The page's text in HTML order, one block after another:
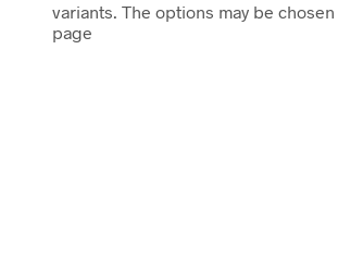
variants. The options may be
page